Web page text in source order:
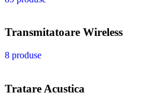
Transmitatoare Wireless
8 produse
Tratare Acustica